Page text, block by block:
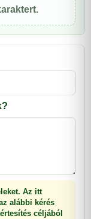
Az itt
alábbi kérés
céljából